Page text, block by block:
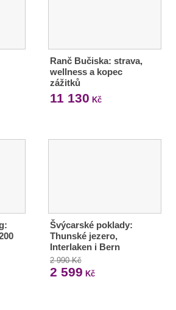
Ranč Bučiska: strava,
wellness a kopec
zážitků
11 130 Kč
Švýcarské poklady:
Thunské jezero,
Interlaken i Bern
2 990 Kč
2 599 Kč